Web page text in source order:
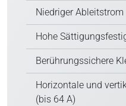
Niedriger Ableitstrom
Hohe
Berührungssichere
Horizontale und
(bis 64 A)